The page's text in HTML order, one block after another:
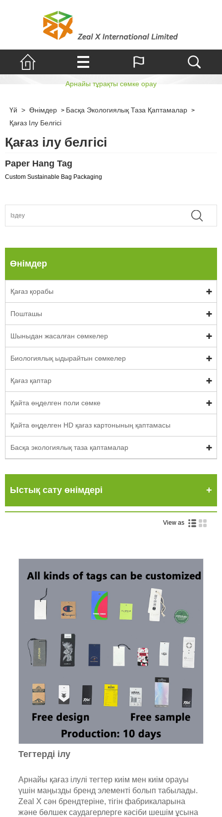
Қағаз ілу белгісі
Арнайы тұрақты сөмке орау
Үй > Өнімдер > Басқа Экологиялық Таза Қаптамалар >
Қағаз Ілу Белгісі
Қағаз ілу белгісі
Paper Hang Tag
Custom Sustainable Bag Packaging
Өнімдер
Қағаз қорабы
Пошташы
Шыныдан жасалған сөмкелер
Биологиялық ыдырайтын сөмкелер
Қағаз қаптар
Қайта өңделген поли сөмке
Қайта өңделген HD қағаз картонының қаптамасы
Басқа экологиялық таза қаптамалар
Ыстық сату өнімдері
View as
Тегтерді ілу
Арнайы қағаз ілулі тегтер киім мен киім орауы
үшін маңызды бренд элементі болып табылады.
Zeal X сән брендтеріне, тігін фабрикаларына
және бөлшек саудагерлерге кәсіби шешім ұсына